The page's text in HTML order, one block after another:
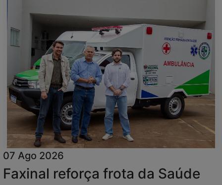
07 Ago 2026
Faxinal reforça frota da Saúde